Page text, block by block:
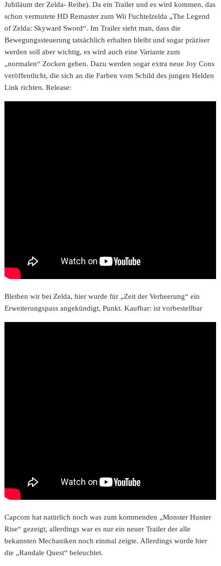
Jubiläum der Zelda- Reihe). Da ein Trailer und es wird kommen, das
schon vermutete HD Remaster zum Wii Fuchtelzelda „The Legend
of Zelda: Skyward Sword“. Im Trailer sieht man, dass die
Bewegungssteuerung tatsächlich erhalten bleibt und sogar präziser
werden soll aber wichtig, es wird auch eine Variante zum
„normalen“ Zocken geben. Dazu werden sogar extra neue Joy Cons
veröffentlicht, die sich an die Farben vom Schild des jungen Helden
Link richten. Release:
Bleiben wir bei Zelda, hier wurde für „Zeit der Verheerung“ ein
Erweiterungspass angekündigt, Punkt. Kaufbar: ist vorbestellbar
Capcom hat natürlich noch was zum kommenden „Monster Hunter
Rise“ gezeigt, allerdings war es nur ein neuer Trailer der alle
bekannten Mechaniken noch einmal zeigte. Allerdings wurde hier
die „Randale Quest“ beleuchtet.